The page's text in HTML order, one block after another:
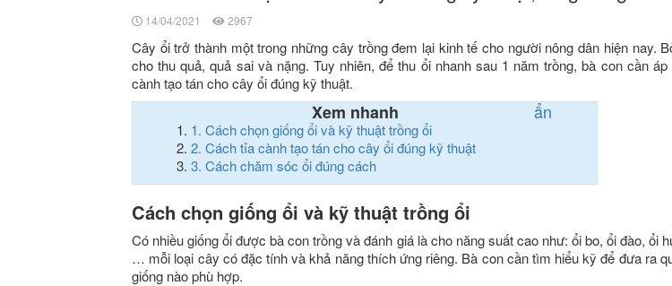
14/04/2021 2967
Cây ổi trở thành một trong những cây trồng đem lại kinh tế cho người nông dân hiện nay.
cho thu quả, quả sai và nặng. Tuy nhiên, để thu ổi nhanh sau 1 năm trồng, bà con cần
cành tạo tán cho cây ổi đúng kỹ thuật.
Xem nhanh ẩn
1. Cách chọn giống ổi và kỹ thuật trồng ổi
2. Cách tỉa cành tạo tán cho cây ổi đúng kỹ thuật
3. Cách chăm sóc ổi đúng cách
Cách chọn giống ổi và kỹ thuật trồng ổi
Có nhiều giống ổi được bà con trồng và đánh giá là cho năng suất cao như: ổi bo, ổi đào, ổi
… mỗi loại cây có đặc tính và khả năng thích ứng riêng. Bà con cần tìm hiểu kỹ để đưa ra
giống nào phù hợp.